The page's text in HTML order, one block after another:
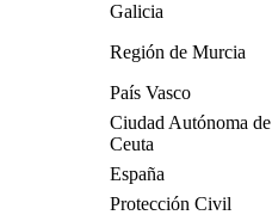
Galicia
Región de Murcia
País Vasco
Ciudad Autónoma de
Ceuta
España
Protección Civil